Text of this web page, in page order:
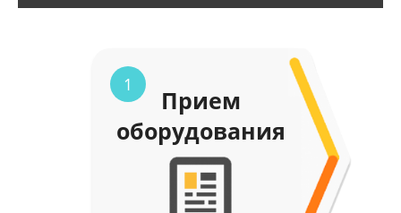
1
Прием
оборудования